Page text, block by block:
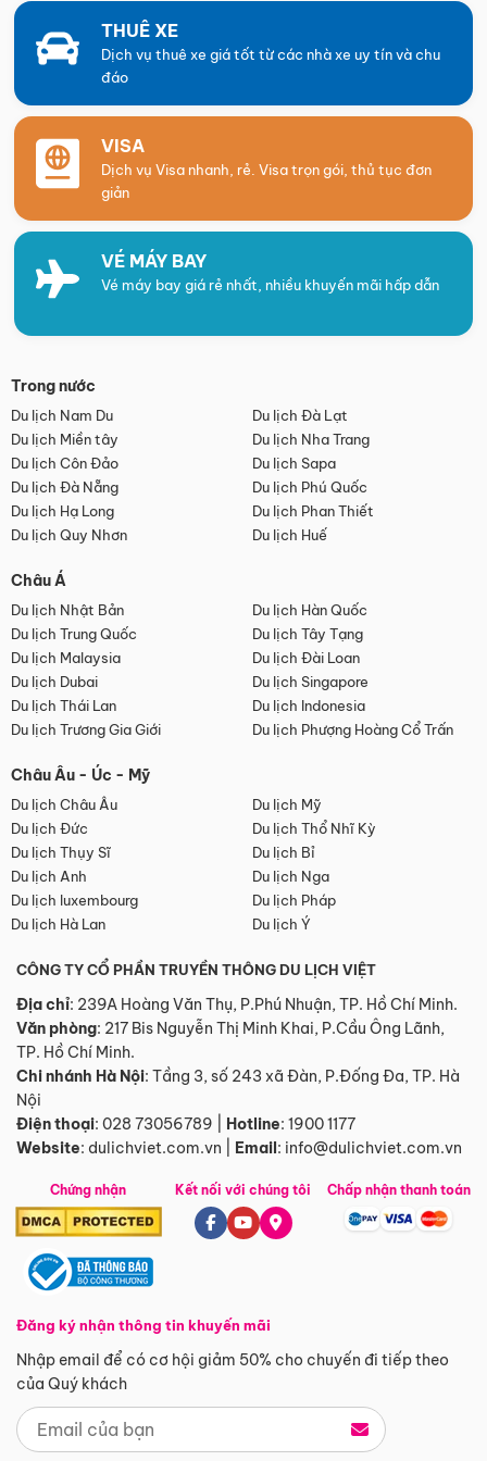
THUÊ XE
Dịch vụ thuê xe giá tốt từ các nhà xe uy tín và chu
đáo
VISA
Dịch vụ Visa nhanh, rẻ. Visa trọn gói, thủ tục đơn
giản
VÉ MÁY BAY
Vé máy bay giá rẻ nhất, nhiều khuyến mãi hấp dẫn
Trong nước
Du lịch Nam Du
Du lịch Đà Lạt
Du lịch Miền tây
Du lịch Nha Trang
Du lịch Côn Đảo
Du lịch Sapa
Du lịch Đà Nẵng
Du lịch Phú Quốc
Du lịch Hạ Long
Du lịch Phan Thiết
Du lịch Quy Nhơn
Du lịch Huế
Châu Á
Du lịch Nhật Bản
Du lịch Hàn Quốc
Du lịch Trung Quốc
Du lịch Tây Tạng
Du lịch Malaysia
Du lịch Đài Loan
Du lịch Dubai
Du lịch Singapore
Du lịch Thái Lan
Du lịch Indonesia
Du lịch Trương Gia Giới
Du lịch Phượng Hoàng Cổ Trấn
Châu Âu - Úc - Mỹ
Du lịch Châu Âu
Du lịch Mỹ
Du lịch Đức
Du lịch Thổ Nhĩ Kỳ
Du lịch Thụy Sĩ
Du lịch Bỉ
Du lịch Anh
Du lịch Nga
Du lịch luxembourg
Du lịch Pháp
Du lịch Hà Lan
Du lịch Ý
CÔNG TY CỔ PHẦN TRUYỀN THÔNG DU LỊCH VIỆT
Địa chỉ: 239A Hoàng Văn Thụ, P.Phú Nhuận, TP. Hồ Chí Minh.
Văn phòng: 217 Bis Nguyễn Thị Minh Khai, P.Cầu Ông Lãnh,
TP. Hồ Chí Minh.
Chi nhánh Hà Nội: Tầng 3, số 243 xã Đàn, P.Đống Đa, TP. Hà
Nội
Điện thoại: 028 73056789 Hotline: 1900 1177
Website: dulichviet.com.vn Email: info@dulichviet.com.vn
Chứng nhận
Đăng ký nhận thông tin khuyến mãi
Nhập email để có cơ hội giảm 50% cho chuyến đi tiếp theo
của Quý khách
Kết nối với chúng tôi Chấp nhận thanh toán